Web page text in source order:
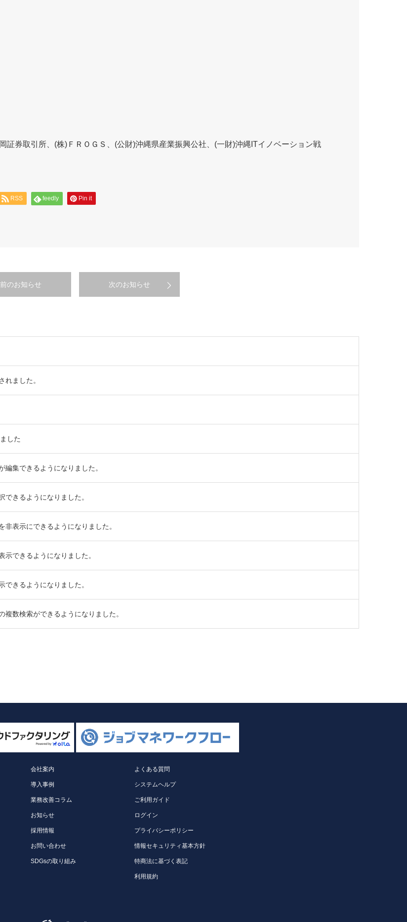
証券取引所、(株)ＦＲＯＧＳ、(公財)沖縄県産業振興公社、(一財)沖縄ITイノベーション戦
RSS feedly Pin it
前のお知らせ 次のお知らせ
れました。
した
編集できるようになりました。
できるようになりました。
非表示にできるようになりました。
示できるようになりました。
できるようになりました。
複数検索ができるようになりました。
会社案内
導入事例
業務改善コラム
お知らせ
採用情報
お問い合わせ
SDGsの取り組み
よくある質問
システムヘルプ
ご利用ガイド
ログイン
プライバシーポリシー
情報セキュリティ基本方針
特商法に基づく表記
利用規約